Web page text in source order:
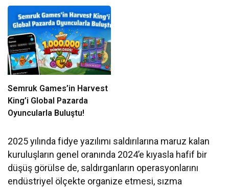
Semruk Games’in Harvest
King’i Global Pazarda
Oyuncularla Buluştu!
2025 yılında fidye yazılımı saldırılarına maruz kalan
kuruluşların genel oranında 2024’e kıyasla hafif bir
düşüş görülse de, saldırganların operasyonlarını
endüstriyel ölçekte organize etmesi, sızma